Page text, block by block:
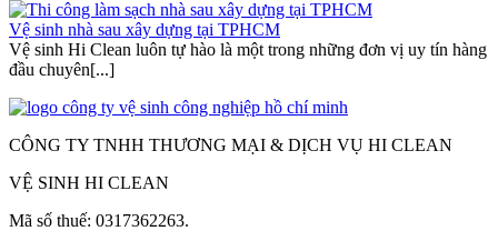
Vệ sinh nhà sau xây dựng tại TPHCM
Vệ sinh Hi Clean luôn tự hào là một trong những đơn vị uy tín hàng
đầu chuyên[...]
CÔNG TY TNHH THƯƠNG MẠI & DỊCH VỤ HI CLEAN
VỆ SINH HI CLEAN
Mã số thuế: 0317362263.